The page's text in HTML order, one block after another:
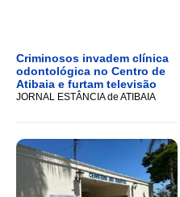
Criminosos invadem clínica
odontológica no Centro de
Atibaia e furtam televisão
JORNAL ESTÂNCIA de ATIBAIA